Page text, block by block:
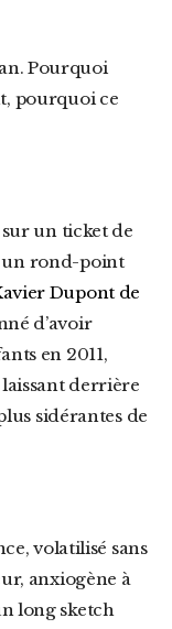
pourquoi ce
un rond-point
Dupont de
d’avoir
en 2011,
derrière
sidérantes de
anxiogène à
long sketch